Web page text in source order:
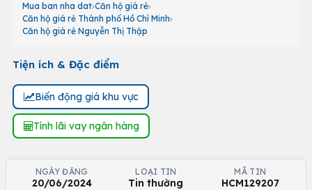
Mua ban nha dat Căn hộ giá rẻ
Căn hộ giá rẻ Thành phố Hồ Chí Minh
Căn hộ giá rẻ Nguyễn Thị Thập
Tiện ích & Đặc điểm
Biến động giá khu vực
Tính lãi vay ngân hàng
NGÀY ĐĂNG
20/06/2024
LOẠI TIN
Tin thường
MÃ TIN
HCM129207